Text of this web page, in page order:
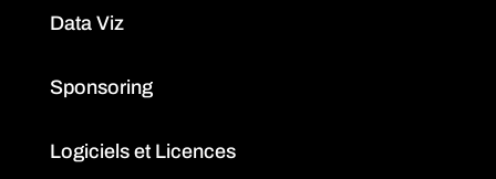
Data Viz
Sponsoring
Logiciels et Licences